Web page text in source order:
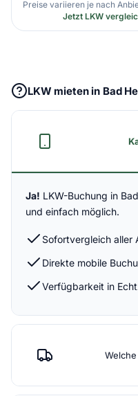
Preise variieren je nach
Jetzt LKW
LKW mieten in Bad
Ja! LKW-Buchung in
und einfach möglich.
Sofortvergleich aller
Direkte mobile
Verfügbarkeit in